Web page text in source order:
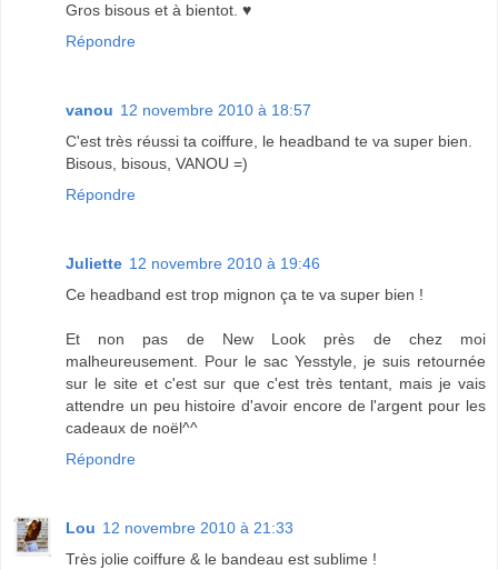
Gros bisous et à bientot. ♥
Répondre
vanou 12 novembre 2010 à 18:57
C'est très réussi ta coiffure, le headband te va super bien.
Bisous, bisous, VANOU =)
Répondre
Juliette 12 novembre 2010 à 19:46
Ce headband est trop mignon ça te va super bien !
Et non pas de New Look près de chez moi
malheureusement. Pour le sac Yesstyle, je suis retournée
sur le site et c'est sur que c'est très tentant, mais je vais
attendre un peu histoire d'avoir encore de l'argent pour les
cadeaux de noël^^
Répondre
Lou 12 novembre 2010 à 21:33
Très jolie coiffure & le bandeau est sublime !